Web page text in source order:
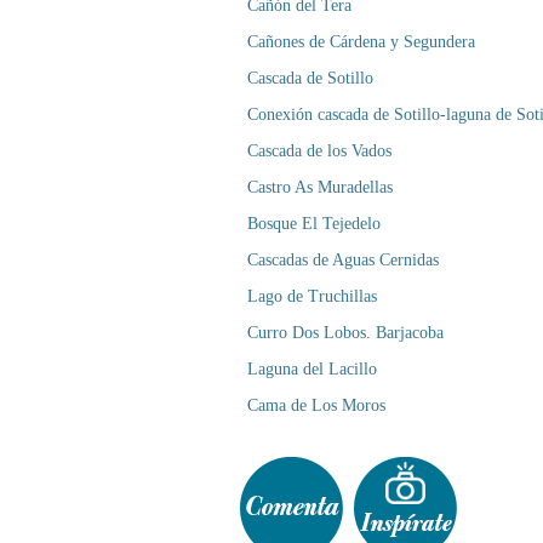
Cañón del Tera
Cañones de Cárdena y Segundera
Cascada de Sotillo
Conexión cascada de Sotillo-laguna de
Cascada de los Vados
Castro As Muradellas
Bosque El Tejedelo
Cascadas de Aguas Cernidas
Lago de Truchillas
Curro Dos Lobos. Barjacoba
Laguna del Lacillo
Cama de Los Moros